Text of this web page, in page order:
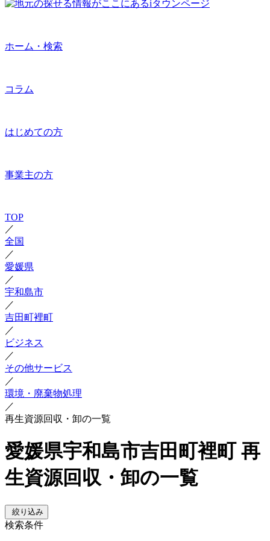
ホーム・検索
コラム
はじめての方
事業主の方
TOP
／
全国
／
愛媛県
／
宇和島市
／
吉田町裡町
／
ビジネス
／
その他サービス
／
環境・廃棄物処理
／
再生資源回収・卸の一覧
愛媛県宇和島市吉田町裡町 再
生資源回収・卸の一覧
絞り込み
検索条件